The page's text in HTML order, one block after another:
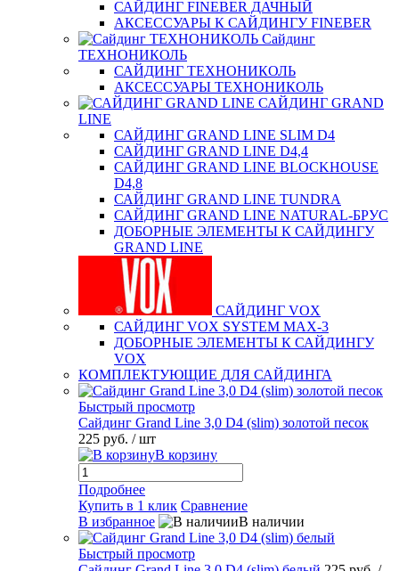
САЙДИНГ FINEBER ДАЧНЫЙ
АКСЕССУАРЫ К САЙДИНГУ FINEBER
Сайдинг
ТЕХНОНИКОЛЬ
САЙДИНГ ТЕХНОНИКОЛЬ
АКСЕССУАРЫ ТЕХНОНИКОЛЬ
САЙДИНГ GRAND
LINE
САЙДИНГ GRAND LINE SLIM D4
САЙДИНГ GRAND LINE D4,4
САЙДИНГ GRAND LINE BLOCKHOUSE
D4,8
САЙДИНГ GRAND LINE TUNDRA
САЙДИНГ GRAND LINE NATURAL-БРУС
ДОБОРНЫЕ ЭЛЕМЕНТЫ К САЙДИНГУ
GRAND LINE
САЙДИНГ VOX
САЙДИНГ VOX SYSTEM MAX-3
ДОБОРНЫЕ ЭЛЕМЕНТЫ К САЙДИНГУ
VOX
КОМПЛЕКТУЮЩИЕ ДЛЯ САЙДИНГА
Быстрый просмотр
Сайдинг Grand Line 3,0 D4 (slim) золотой песок
225 руб. / шт
В корзину
Подробнее
Купить в 1 клик Сравнение
В избранное
В наличии
Быстрый просмотр